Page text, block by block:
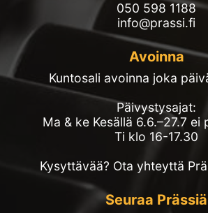
050 598 1188
info@prassi.fi
Avoinna
Kuntosali avoinna joka
Päivystysajat:
Ma & ke Kesällä 6.6.–27.7 ei
Ti klo 16-17.30
Kysyttävää? Ota yhteyttä
Seuraa Prässiä